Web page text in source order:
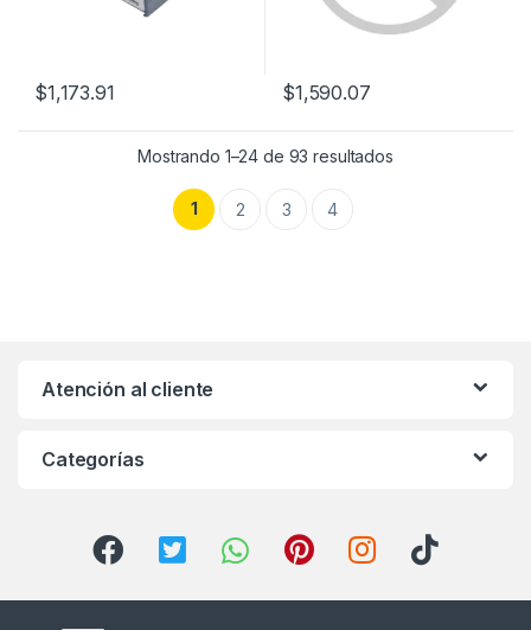
$1,173.91 $1,590.07
Mostrando 1–24 de 93 resultados
1 2 3 4
Atención al cliente
Categorías